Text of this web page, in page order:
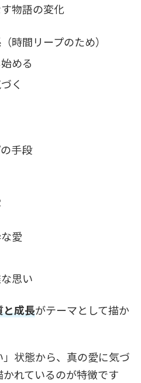
物語の変化
時間リープのため）
める
く
手段
愛
思い
と成長がテーマとして描か
状態から、真の愛に気づ
れているのが特徴です